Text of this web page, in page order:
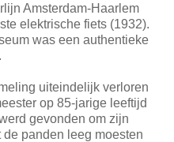
Amsterdam-Haarlem
elektrische fiets (1932).
was een authentieke
uiteindelijk verloren
op 85-jarige leeftijd
gevonden om zijn
de panden leeg moesten